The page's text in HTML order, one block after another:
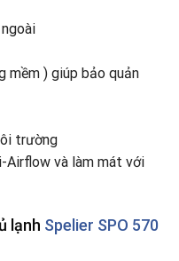
mềm ) giúp bảo quản
trường
Airflow và làm mát với
lạnh Spelier SPO 570